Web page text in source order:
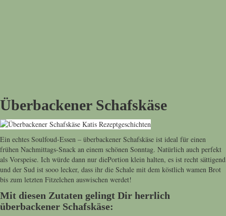
Überbackener Schafskäse
Ein echtes Soulfoud-Essen – überbackener Schafskäse ist ideal für einen
frühen Nachmittags-Snack an einem schönen Sonntag. Natürlich auch perfekt
als Vorspeise. Ich würde dann nur diePortion klein halten, es ist recht sättigend
und der Sud ist sooo lecker, dass ihr die Schale mit dem köstlich wamen Brot
bis zum letzten Fitzelchen auswischen werdet!
Mit diesen Zutaten gelingt Dir herrlich
überbackener Schafskäse: